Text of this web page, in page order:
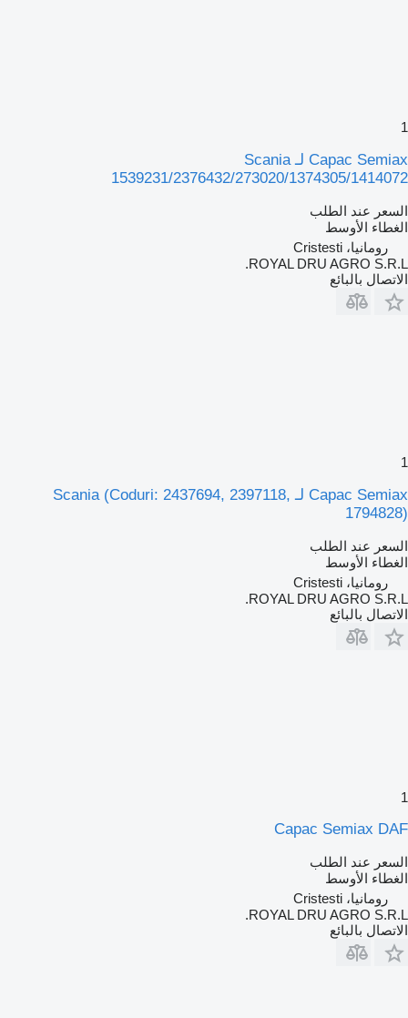
1
Capac Semiax لـ Scania
1539231/2376432/273020/1374305/1414072
السعر عند الطلب
الغطاء الأوسط
رومانيا، Cristesti
ROYAL DRU AGRO S.R.L.
الاتصال بالبائع
1
Capac Semiax لـ Scania (Coduri: 2437694, 2397118,
1794828)
السعر عند الطلب
الغطاء الأوسط
رومانيا، Cristesti
ROYAL DRU AGRO S.R.L.
الاتصال بالبائع
1
Capac Semiax DAF
السعر عند الطلب
الغطاء الأوسط
رومانيا، Cristesti
ROYAL DRU AGRO S.R.L.
الاتصال بالبائع